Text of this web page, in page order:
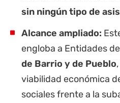
sin ningún tipo de
Alcance ampliado:
engloba a Entidades
de Barrio y de Pueblo
viabilidad económica
sociales frente a la